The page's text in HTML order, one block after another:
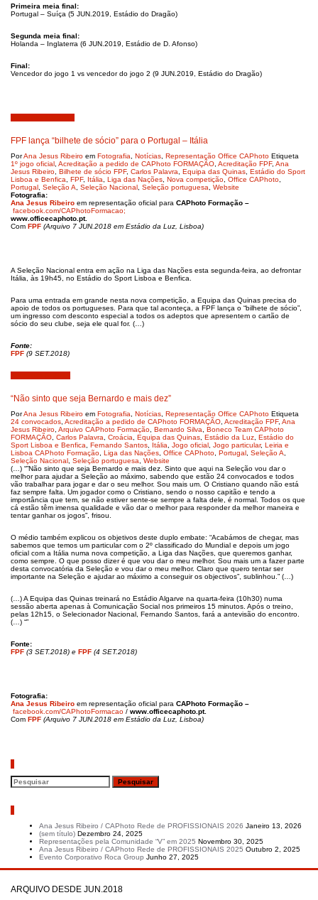
Primeira meia final:
Portugal – Suíça (5 JUN.2019, Estádio do Dragão)
Segunda meia final:
Holanda – Inglaterra (6 JUN.2019, Estádio de D. Afonso)
Final:
Vencedor do jogo 1 vs vencedor do jogo 2 (9 JUN.2019, Estádio do Dragão)
FPF lança “bilhete de sócio” para o Portugal – Itália
PorAna Jesus Ribeiro em Fotografia Notícias Representação Office CAPhoto Etiqueta
1º jogo oficial Acreditação a pedido de CAPhoto FORMAÇÃO Acreditação FPF, Ana
Jesus Ribeiro Bilhete de sócio FPF, Carlos Palavra Equipa das Quinas Estádio do Sport
Lisboa e Benfica
FPF, Itália Liga das Nações Nova competição Office CAPhoto
Portugal Seleção A Seleção Nacional Seleção portuguesa
Website
Fotografia:
Ana Jesus Ribeiro em representação oficial para CAPhoto Formação –
facebook.com/CAPhotoFormacao;
www.officecaphoto.pt.
Com FPF (Arquivo 7 JUN.2018 em Estádio da Luz, Lisboa)
A Seleção Nacional entra em ação na Liga das Nações esta segunda-feira, ao defrontar
Itália, às 19h45, no Estádio do Sport Lisboa e Benfica.
Para uma entrada em grande nesta nova competição, a Equipa das Quinas precisa do
apoio de todos os portugueses. Para que tal aconteça, a FPF lança o “bilhete de sócio”,
um ingresso com desconto especial a todos os adeptos que apresentem o cartão de
sócio do seu clube, seja ele qual for. (…)
Fonte:
FPF (9 SET.2018)
“Não sinto que seja Bernardo e mais dez”
PorAna Jesus Ribeiro em Fotografia Notícias Representação Office CAPhoto Etiqueta
24 convocados Acreditação a pedido de CAPhoto FORMAÇÃO Acreditação FPF, Ana
Jesus Ribeiro Arquivo CAPhoto Formação Bernardo Silva
Boneco Team CAPhoto
FORMAÇÃO Carlos Palavra Croácia Equipa das Quinas Estádio da Luz Estádio do
Sport Lisboa e Benfica
Fernando Santos Itália Jogo oficial Jogo particular, Leiria e
Lisboa CAPhoto Formação Liga das Nações Office CAPhoto Portugal Seleção A
Seleção Nacional Seleção portuguesa
Website
(…) “”Não sinto que seja Bernardo e mais dez. Sinto que aqui na Seleção vou dar o
melhor para ajudar a Seleção ao máximo, sabendo que estão 24 convocados e todos
vão trabalhar para jogar e dar o seu melhor. Sou mais um. O Cristiano quando não está
faz sempre falta. Um jogador como o Cristiano, sendo o nosso capitão e tendo a
importância que tem, se não estiver sente-se sempre a falta dele, é normal. Todos os que
cá estão têm imensa qualidade e vão dar o melhor para responder da melhor maneira e
tentar ganhar os jogos”, frisou.
O médio também explicou os objetivos deste duplo embate: “Acabámos de chegar, mas
sabemos que temos um particular com o 2º classificado do Mundial e depois um jogo
oficial com a Itália numa nova competição, a Liga das Nações, que queremos ganhar,
como sempre. O que posso dizer é que vou dar o meu melhor. Sou mais um a fazer parte
desta convocatória da Seleção e vou dar o meu melhor. Claro que quero tentar ser
importante na Seleção e ajudar ao máximo a conseguir os objectivos”, sublinhou.” (…)
(…) A Equipa das Quinas treinará no Estádio Algarve na quarta-feira (10h30) numa
sessão aberta apenas à Comunicação Social nos primeiros 15 minutos. Após o treino,
pelas 12h15, o Selecionador Nacional, Fernando Santos, fará a antevisão do encontro.
(…) “”
Fonte:
FPF (3 SET.2018) e FPF (4 SET.2018)
Fotografia:
Ana Jesus Ribeiro em representação oficial para CAPhoto Formação –
facebook.com/CAPhotoFormacao / www.officecaphoto.pt.
Com FPF (Arquivo 7 JUN.2018 em Estádio da Luz, Lisboa)
Ana Jesus Ribeiro / CAPhoto Rede de PROFISSIONAIS 2026 Janeiro 13, 2026
(sem título) Dezembro 24, 2025
Representações pela Comunidade “V” em 2025 Novembro 30, 2025
Ana Jesus Ribeiro / CAPhoto Rede de PROFISSIONAIS 2025 Outubro 2, 2025
Evento Corporativo Roca Group Junho 27, 2025
ARQUIVO DESDE JUN.2018